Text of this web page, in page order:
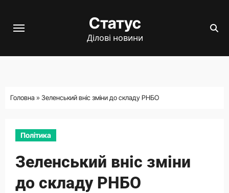
Статус
Ділові новини
Головна » Зеленський вніс зміни до складу РНБО
Політика
Зеленський вніс зміни
до складу РНБО